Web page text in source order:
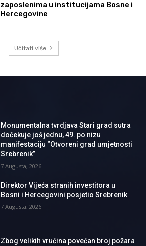
zaposlenima u institucijama Bosne i
Hercegovine
Učitati više
Monumentalna tvrdjava Stari grad sutra
dočekuje još jednu, 49. po nizu
manifestaciju “Otvoreni grad umjetnosti
Srebrenik”
7 Augusta, 2026
Direktor Vijeća stranih investitora u
Bosni i Hercegovini posjetio Srebrenik
7 Augusta, 2026
Zbog velikih vrućina povećan broj požara